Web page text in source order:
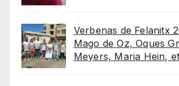
Verbenas de Felanitx
Mago de Oz, Oques
Meyers, Maria Hein,